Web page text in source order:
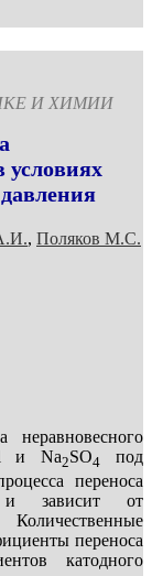
И ХИМИИ
условиях
, Поляков М.С.
неравновесного
и Na2SO4 под
переноса
и зависит от
переноса
катодного